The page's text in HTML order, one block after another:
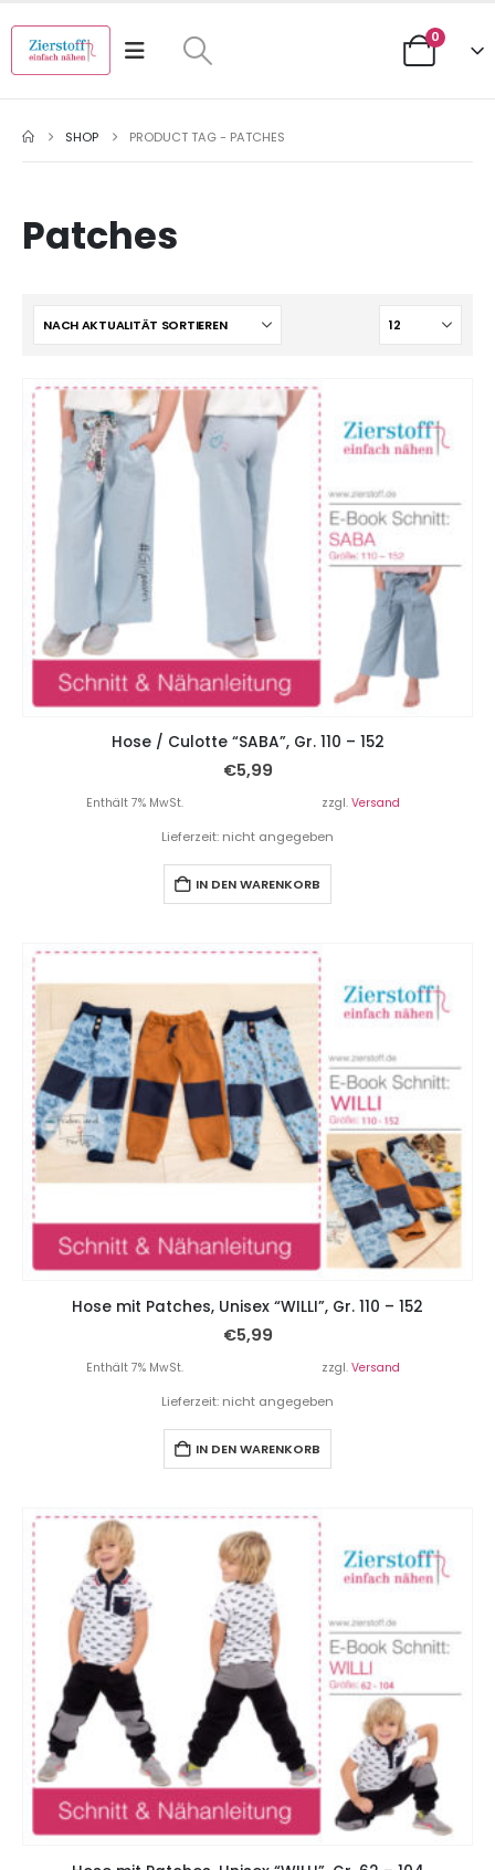
0
SHOP PRODUCT TAG - PATCHES
Patches
Hose / Culotte “SABA”, Gr. 110 – 152
€5,99
Enthält 7% MwSt. zzgl. Versand
Lieferzeit: nicht angegeben
IN DEN WARENKORB
Hose mit Patches, Unisex “WILLI”, Gr. 110 – 152
€5,99
Enthält 7% MwSt. zzgl. Versand
Lieferzeit: nicht angegeben
IN DEN WARENKORB